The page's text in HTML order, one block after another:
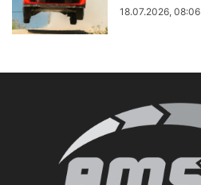
18.07.2026, 08:06